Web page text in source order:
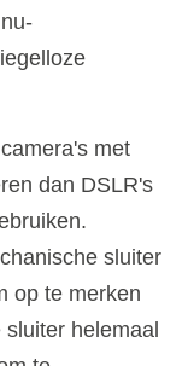
met
dan DSLR's
sluiter
op te merken
helemaal